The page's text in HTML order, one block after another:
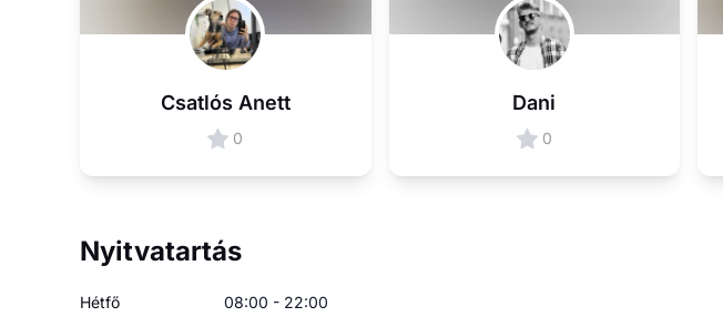
Csatlós Anett
0
Dani
0
Nyitvatartás
Hétfő
08:00 - 22:00